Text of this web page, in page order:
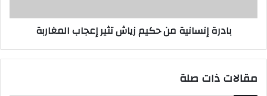
بادرة إنسانية من حكيم زياش تثير إعجاب المغاربة
مقالات ذات صلة